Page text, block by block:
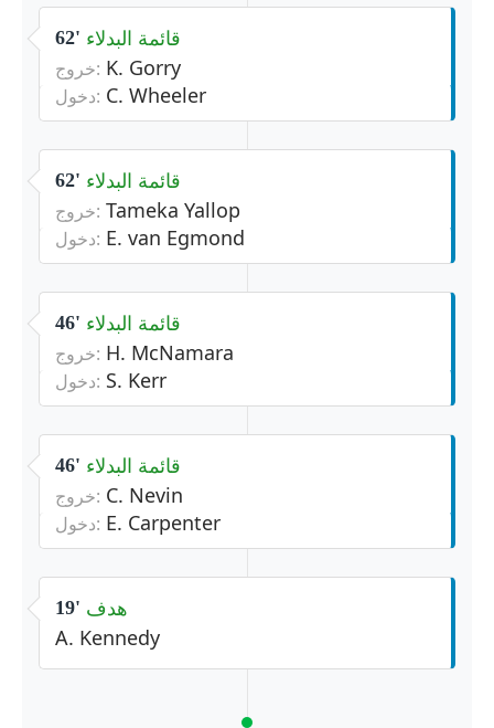
62' قائمة البدلاء
خروج: K. Gorry
دخول: C. Wheeler
62' قائمة البدلاء
خروج: Tameka Yallop
دخول: E. van Egmond
46' قائمة البدلاء
خروج: H. McNamara
دخول: S. Kerr
46' قائمة البدلاء
خروج: C. Nevin
دخول: E. Carpenter
19' هدف
A. Kennedy